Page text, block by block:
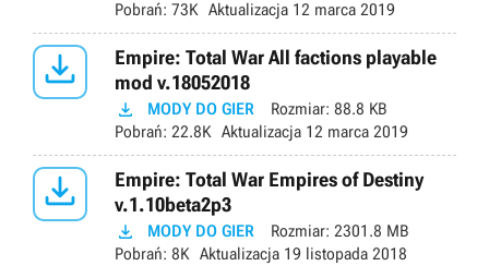
Pobrań: 73K Aktualizacja 12 marca 2019

Empire: Total War All factions playable
mod v.18052018
 MODY DO GIER Rozmiar: 88.8 KB
Pobrań: 22.8K Aktualizacja 12 marca 2019

Empire: Total War Empires of Destiny
v.1.10beta2p3
 MODY DO GIER Rozmiar: 2301.8 MB
Pobrań: 8K Aktualizacja 19 listopada 2018